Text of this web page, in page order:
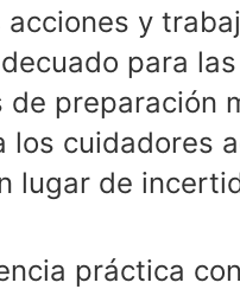
y
para
de preparación
los cuidadores
lugar de
práctica